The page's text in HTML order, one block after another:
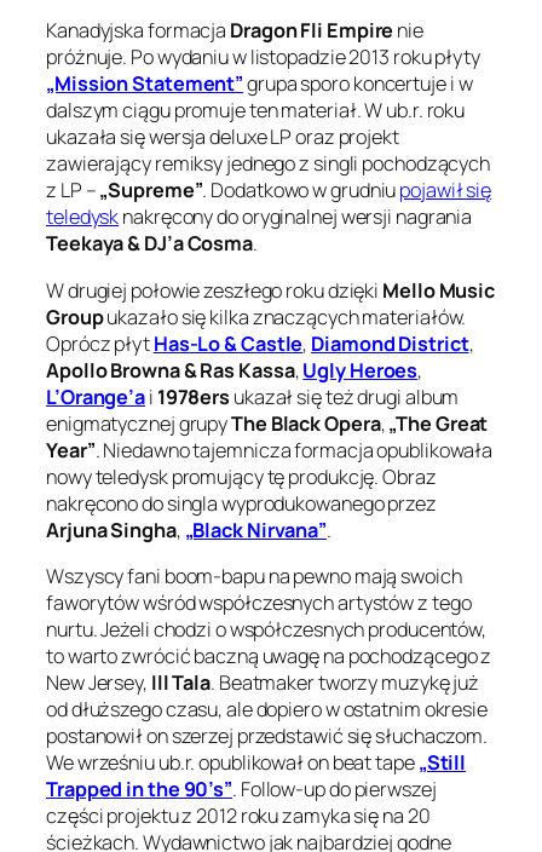
Kanadyjska formacja Dragon Fli Empire nie
próżnuje. Po wydaniu w listopadzie 2013 roku płyty
„Mission Statement”grupa sporo koncertuje i w
dalszym ciągu promuje ten materiał. W ub.r. roku
ukazała się wersja deluxe LP oraz projekt
zawierający remiksy jednego z singli pochodzących
z LP –„Supreme”. Dodatkowo w grudniupojawił się
teledysknakręcony do oryginalnej wersji nagrania
Teekaya & DJ’a Cosma.
W drugiej połowie zeszłego roku dzięki Mello Music
Groupukazało się kilka znaczących materiałów.
Oprócz płytHas-Lo & Castle, Diamond District,
Apollo Browna & Ras Kassa,Ugly Heroes,
L’Orange’ai 1978ers ukazał się też drugi album
enigmatycznej grupyThe Black Opera,„The Great
Year”. Niedawno tajemnicza formacja opublikowała
nowy teledysk promujący tę produkcję. Obraz
nakręcono do singla wyprodukowanego przez
Arjuna Singha, „Black Nirvana”.
Wszyscy fani boom-bapu na pewno mają swoich
faworytów wśród współczesnych artystów z tego
nurtu. Jeżeli chodzi o współczesnych producentów,
to warto zwrócić baczną uwagę na pochodzącego z
New Jersey, Ill Tala. Beatmaker tworzy muzykę już
od dłuższego czasu, ale dopiero w ostatnim okresie
postanowił on szerzej przedstawić się słuchaczom.
We wrześniu ub.r. opublikował on beat tape„Still
Trapped in the 90’s”. Follow-up do pierwszej
części projektu z 2012 roku zamyka się na 20
ścieżkach. Wydawnictwo jak najbardziej godne